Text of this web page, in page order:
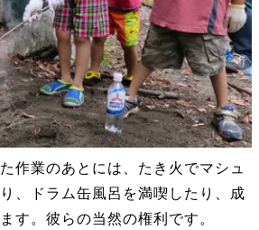
作業のあとには、たき火でマシュ
、ドラム缶風呂を満喫したり、成
す。彼らの当然の権利です。